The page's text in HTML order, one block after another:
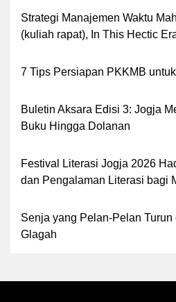
Strategi Manajemen Waktu
(kuliah rapat), In This Hectic
7 Tips Persiapan PKKMB
Buletin Aksara Edisi 3: Jogja
Buku Hingga Dolanan
Festival Literasi Jogja 2026
dan Pengalaman Literasi bagi
Senja yang Pelan-Pelan Turun
Glagah